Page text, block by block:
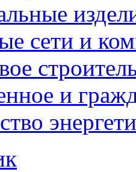
сети и
и